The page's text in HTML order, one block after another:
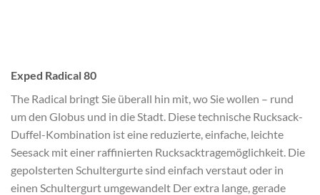
Exped Radical 80
The Radical bringt Sie überall hin mit, wo Sie wollen – rund
um den Globus und in die Stadt. Diese technische Rucksack-
Duffel-Kombination ist eine reduzierte, einfache, leichte
Seesack mit einer raffinierten Rucksacktragemöglichkeit. Die
gepolsterten Schultergurte sind einfach verstaut oder in
einen Schultergurt umgewandelt Der extra lange, gerade